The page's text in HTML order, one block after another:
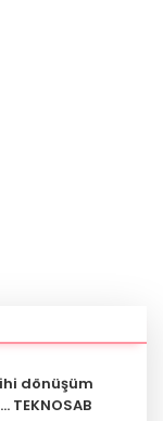
dönüşüm
TEKNOSAB